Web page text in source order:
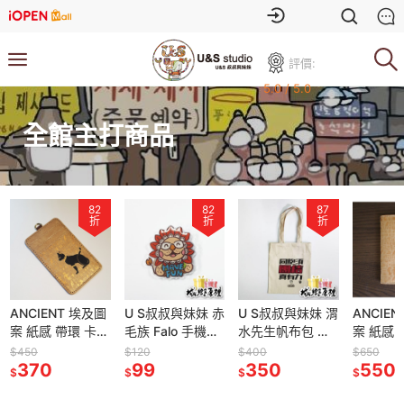
評價:
5.0 / 5.0
全館主打商品
82
折
ANCIENT 埃及圖
案 紙感 帶環 卡套
咭套 證件套 識別
證套【桃園嚴
$450
$370
82
折
U S叔叔與妹妹 赤
毛族 Falo 手機氣
囊支架【桃園嚴
選】
$120
$99
87
折
U S叔叔與妹妹 渭
水先生帆布包 同
胞須團結 團結真
有力【桃園嚴
$400
$350
案 紙感
照套【
選】
$650
$550